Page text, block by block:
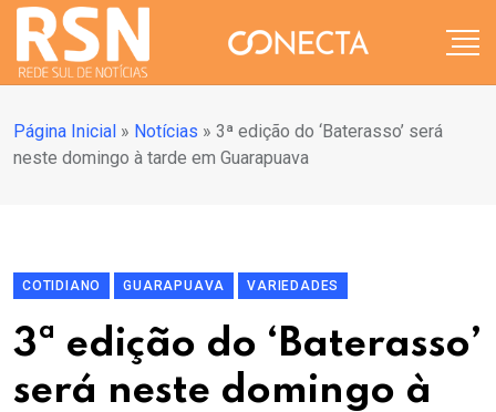
Página Inicial » Notícias » 3ª edição do ‘Baterasso’ será
neste domingo à tarde em Guarapuava
COTIDIANO GUARAPUAVA VARIEDADES
3ª edição do ‘Baterasso’
será neste domingo à